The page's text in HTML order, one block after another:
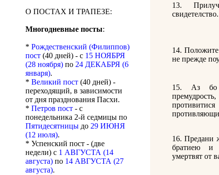
О ПОСТАХ И ТРАПЕЗЕ:
Многодневные посты:
* Рождественский (Филиппов)
пост (40 дней) - с 15 НОЯБРЯ
(28 ноября) по 24 ДЕКАБРЯ (6
января).
* Великий пост (40 дней) -
переходящий, в зависимости
от дня празднования Пасхи.
* Петров пост - с
понедельника 2-й седмицы по
Пятидесятницы до 29 ИЮНЯ
(12 июля).
* Успенский пост - (две
недели) с 1 АВГУСТА (14
августа) по 14 АВГУСТА (27
августа).
13.
свидетелство.
14.
не прежде
15. Аз
16. Предани
братиею
умертвят от